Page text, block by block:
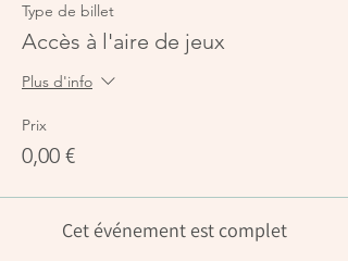
Type de billet
Accès à l'aire de jeux
Plus d'info
Prix
0,00 €
Cet événement est complet